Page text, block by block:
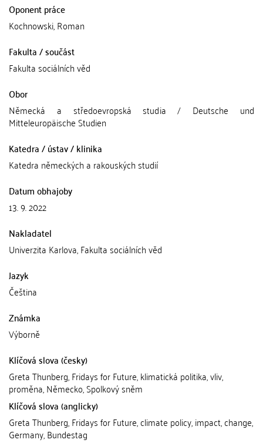
Oponent práce
Kochnowski, Roman
Fakulta / součást
Fakulta sociálních věd
Obor
Německá a středoevropská studia / Deutsche und
Mitteleuropäische Studien
Katedra / ústav / klinika
Katedra německých a rakouských studií
Datum obhajoby
13. 9. 2022
Nakladatel
Univerzita Karlova, Fakulta sociálních věd
Jazyk
Čeština
Známka
Výborně
Klíčová slova (česky)
Greta Thunberg, Fridays for Future, klimatická politika, vliv,
proměna, Německo, Spolkový sněm
Klíčová slova (anglicky)
Greta Thunberg, Fridays for Future, climate policy, impact, change,
Germany, Bundestag